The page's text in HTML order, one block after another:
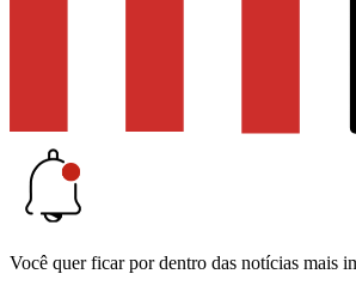
Você quer ficar por dentro das notícias mais